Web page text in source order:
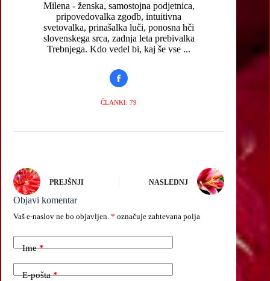
Milena - ženska, samostojna podjetnica,
pripovedovalka zgodb, intuitivna
svetovalka, prinašalka luči, ponosna hči
slovenskega srca, zadnja leta prebivalka
Trebnjega. Kdo vedel bi, kaj še vse ...
ČLANKI: 79
PREJŠNJI NASLEDNJ
Objavi komentar
Vaš e-naslov ne bo objavljen. * označuje zahtevana polja
Ime*
E-pošta*